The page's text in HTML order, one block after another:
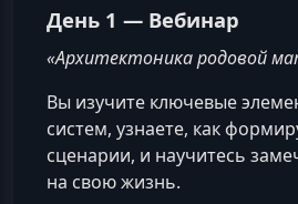
День 1 — Вебинар
«Архитектоника родовой
Вы изучите ключевые
систем, узнаете, как
сценарии, и научитесь
на свою жизнь.